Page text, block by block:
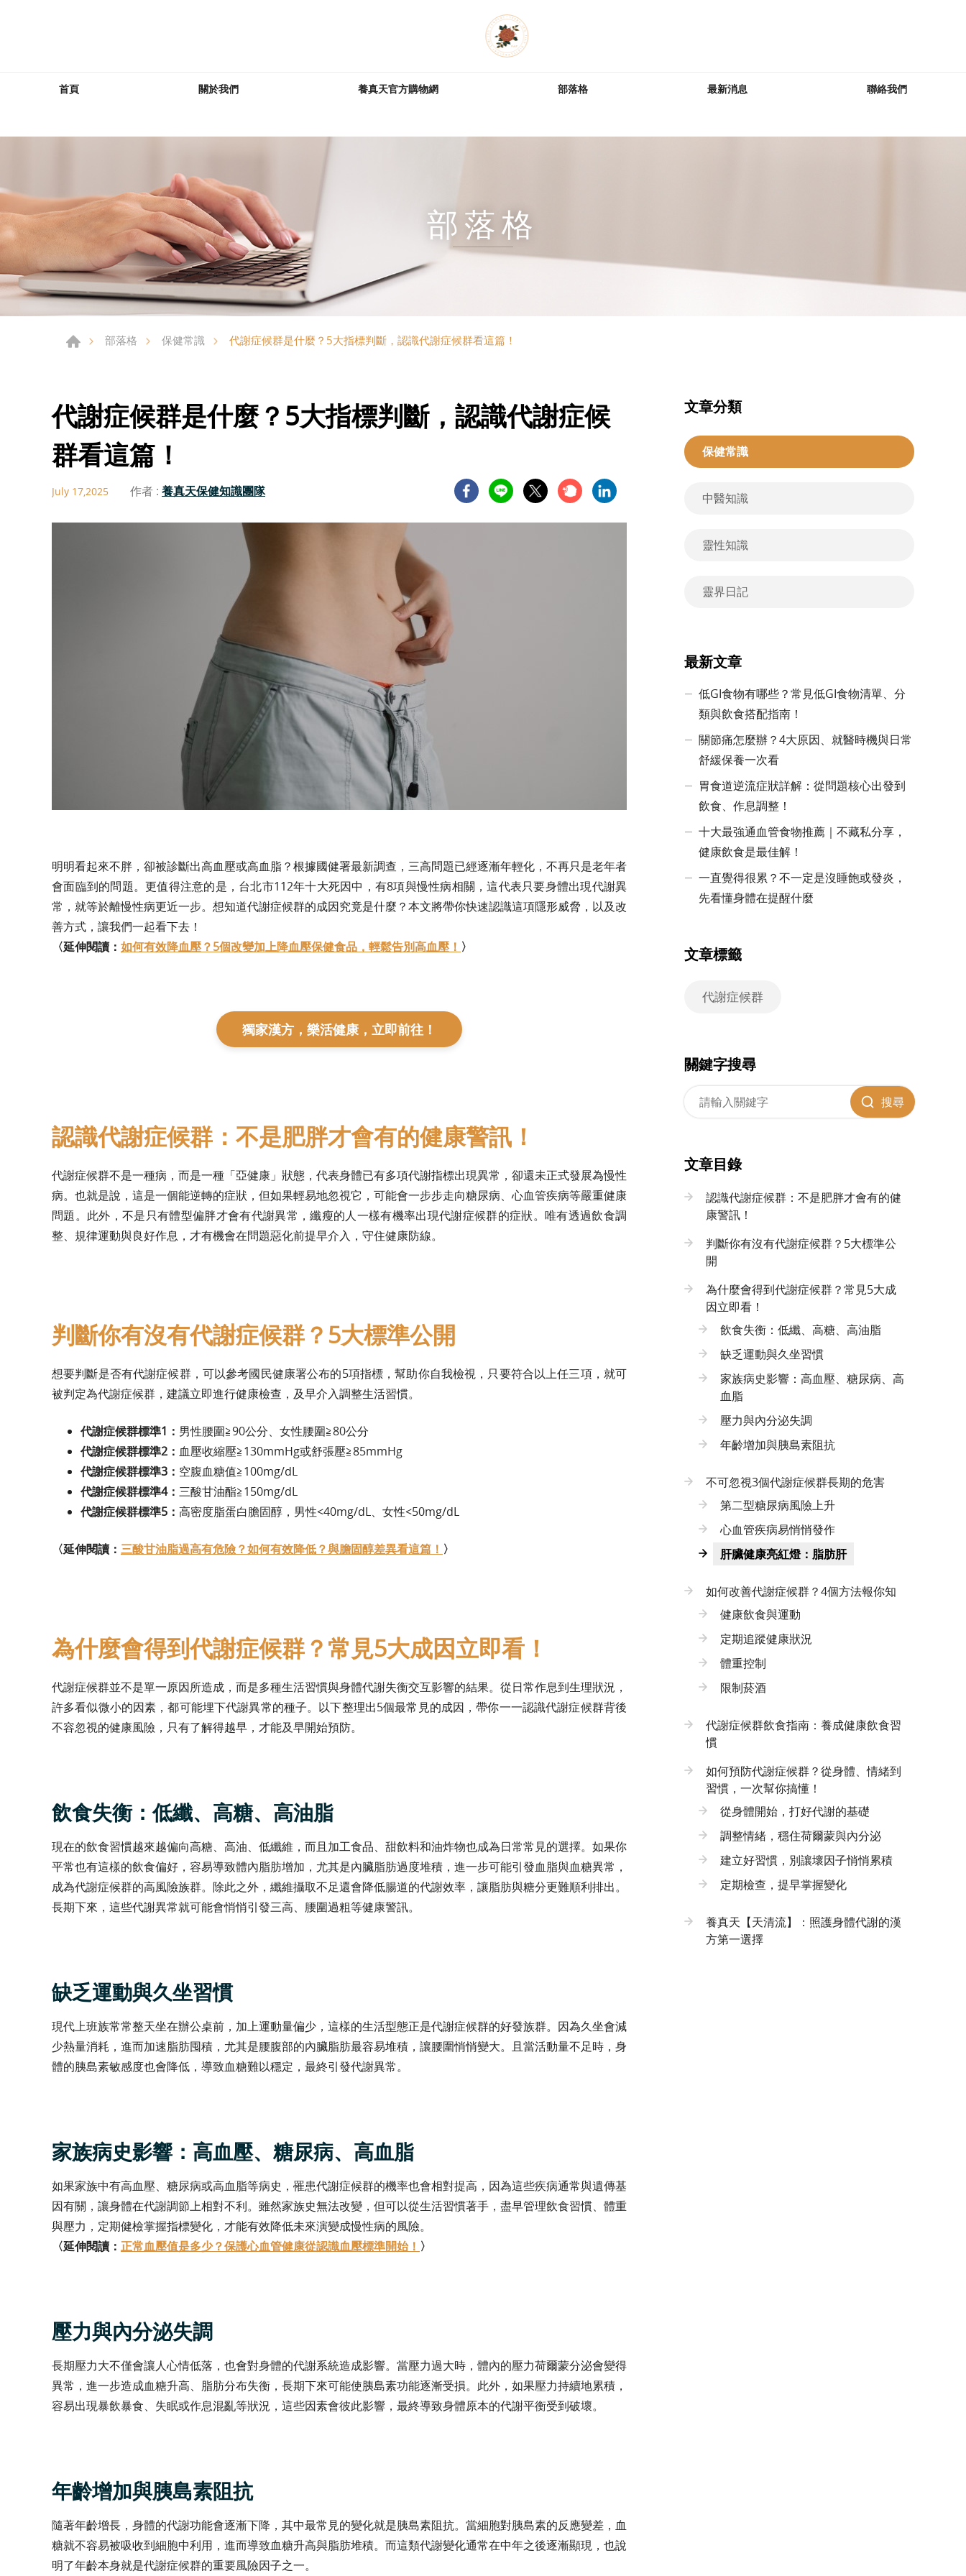
首頁 關於我們 養真天官方購物網 部落格 最新消息 聯絡我們
部落格
部落格 保健常識 代謝症候群是什麼？5大指標判斷，認識代謝症候群看這篇！
代謝症候群是什麼？5大指標判斷，認識代謝症候
群看這篇！
July 17,2025 作者 : 養真天保健知識團隊
明明看起來不胖，卻被診斷出高血壓或高血脂？根據國健署最新調查，三高問題已經逐漸年輕化，不再只是老年者
會面臨到的問題。更值得注意的是，台北市112年十大死因中，有8項與慢性病相關，這代表只要身體出現代謝異
常，就等於離慢性病更近一步。想知道代謝症候群的成因究竟是什麼？本文將帶你快速認識這項隱形威脅，以及改
善方式，讓我們一起看下去！
〈延伸閱讀： 如何有效降血壓？5個改變加上降血壓保健食品，輕鬆告別高血壓！ 〉
獨家漢方，樂活健康，立即前往！
認識代謝症候群：不是肥胖才會有的健康警訊！
代謝症候群不是一種病，而是一種「亞健康」狀態，代表身體已有多項代謝指標出現異常，卻還未正式發展為慢性
病。也就是說，這是一個能逆轉的症狀，但如果輕易地忽視它，可能會一步步走向糖尿病、心血管疾病等嚴重健康
問題。此外，不是只有體型偏胖才會有代謝異常，纖瘦的人一樣有機率出現代謝症候群的症狀。唯有透過飲食調
整、規律運動與良好作息，才有機會在問題惡化前提早介入，守住健康防線。
判斷你有沒有代謝症候群？5大標準公開
想要判斷是否有代謝症候群，可以參考國民健康署公布的5項指標，幫助你自我檢視，只要符合以上任三項，就可
被判定為代謝症候群，建議立即進行健康檢查，及早介入調整生活習慣。
代謝症候群標準1： 男性腰圍≧90公分、女性腰圍≧80公分
代謝症候群標準2： 血壓收縮壓≧130mmHg或舒張壓≧85mmHg
代謝症候群標準3： 空腹血糖值≧100mg/dL
代謝症候群標準4： 三酸甘油酯≧150mg/dL
代謝症候群標準5： 高密度脂蛋白膽固醇，男性<40mg/dL、女性<50mg/dL
〈延伸閱讀： 三酸甘油脂過高有危險？如何有效降低？與膽固醇差異看這篇！ 〉
為什麼會得到代謝症候群？常見5大成因立即看！
代謝症候群並不是單一原因所造成，而是多種生活習慣與身體代謝失衡交互影響的結果。從日常作息到生理狀況，
許多看似微小的因素，都可能埋下代謝異常的種子。以下整理出5個最常見的成因，帶你一一認識代謝症候群背後
不容忽視的健康風險，只有了解得越早，才能及早開始預防。
飲食失衡：低纖、高糖、高油脂
現在的飲食習慣越來越偏向高糖、高油、低纖維，而且加工食品、甜飲料和油炸物也成為日常常見的選擇。如果你
平常也有這樣的飲食偏好，容易導致體內脂肪增加，尤其是內臟脂肪過度堆積，進一步可能引發血脂與血糖異常，
成為代謝症候群的高風險族群。除此之外，纖維攝取不足還會降低腸道的代謝效率，讓脂肪與糖分更難順利排出。
長期下來，這些代謝異常就可能會悄悄引發三高、腰圍過粗等健康警訊。
缺乏運動與久坐習慣
現代上班族常常整天坐在辦公桌前，加上運動量偏少，這樣的生活型態正是代謝症候群的好發族群。因為久坐會減
少熱量消耗，進而加速脂肪囤積，尤其是腰腹部的內臟脂肪最容易堆積，讓腰圍悄悄變大。且當活動量不足時，身
體的胰島素敏感度也會降低，導致血糖難以穩定，最終引發代謝異常。
家族病史影響：高血壓、糖尿病、高血脂
如果家族中有高血壓、糖尿病或高血脂等病史，罹患代謝症候群的機率也會相對提高，因為這些疾病通常與遺傳基
因有關，讓身體在代謝調節上相對不利。雖然家族史無法改變，但可以從生活習慣著手，盡早管理飲食習慣、體重
與壓力，定期健檢掌握指標變化，才能有效降低未來演變成慢性病的風險。
〈延伸閱讀： 正常血壓值是多少？保護心血管健康從認識血壓標準開始！ 〉
壓力與內分泌失調
長期壓力大不僅會讓人心情低落，也會對身體的代謝系統造成影響。當壓力過大時，體內的壓力荷爾蒙分泌會變得
異常，進一步造成血糖升高、脂肪分布失衡，長期下來可能使胰島素功能逐漸受損。此外，如果壓力持續地累積，
容易出現暴飲暴食、失眠或作息混亂等狀況，這些因素會彼此影響，最終導致身體原本的代謝平衡受到破壞。
年齡增加與胰島素阻抗
隨著年齡增長，身體的代謝功能會逐漸下降，其中最常見的變化就是胰島素阻抗。當細胞對胰島素的反應變差，血
糖就不容易被吸收到細胞中利用，進而導致血糖升高與脂肪堆積。而這類代謝變化通常在中年之後逐漸顯現，也說
明了年齡本身就是代謝症候群的重要風險因子之一。
文章分類
保健常識
中醫知識
靈性知識
靈界日記
最新文章
低GI食物有哪些？常見低GI食物清單、分
類與飲食搭配指南！
關節痛怎麼辦？4大原因、就醫時機與日常
舒緩保養一次看
胃食道逆流症狀詳解：從問題核心出發到
飲食、作息調整！
十大最強通血管食物推薦｜不藏私分享，
健康飲食是最佳解！
一直覺得很累？不一定是沒睡飽或發炎，
先看懂身體在提醒什麼
文章標籤
代謝症候群
關鍵字搜尋
搜尋
文章目錄
認識代謝症候群：不是肥胖才會有的健
康警訊！
判斷你有沒有代謝症候群？5大標準公
開
為什麼會得到代謝症候群？常見5大成
因立即看！
飲食失衡：低纖、高糖、高油脂
缺乏運動與久坐習慣
家族病史影響：高血壓、糖尿病、高
血脂
壓力與內分泌失調
年齡增加與胰島素阻抗
不可忽視3個代謝症候群長期的危害
第二型糖尿病風險上升
心血管疾病易悄悄發作
肝臟健康亮紅燈：脂肪肝
如何改善代謝症候群？4個方法報你知
健康飲食與運動
定期追蹤健康狀況
體重控制
限制菸酒
代謝症候群飲食指南：養成健康飲食習
慣
如何預防代謝症候群？從身體、情緒到
習慣，一次幫你搞懂！
從身體開始，打好代謝的基礎
調整情緒，穩住荷爾蒙與內分泌
建立好習慣，別讓壞因子悄悄累積
定期檢查，提早掌握變化
養真天【天清流】：照護身體代謝的漢
方第一選擇